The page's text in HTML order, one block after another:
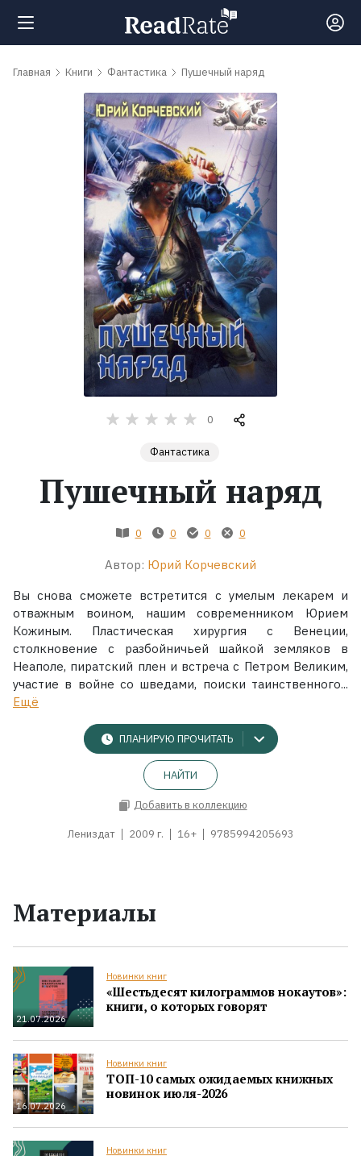
Поиск
Рейтинги
обсуждаемые
Экранизации
Главная Книги Фантастика Пушечный наряд
0
Фантастика
Пушечный наряд
0 0 0 0
Автор: Юрий Корчевский
Вы снова сможете встретится с умелым лекарем и
отважным воином, нашим современником Юрием
Кожиным. Пластическая хирургия с Венеции,
столкновение с разбойничьей шайкой земляков в
Неаполе, пиратский плен и встреча с Петром Великим,
участие в войне со шведами, поиски таинственного...
Ещё
ПЛАНИРУЮ ПРОЧИТАТЬ
НАЙТИ
Добавить в коллекцию
Лениздат 2009 г. 16+ 9785994205693
Материалы
21.07.2026
Новинки книг
«Шестьдесят килограммов нокаутов»:
книги, о которых говорят
16.07.2026
Новинки книг
ТОП-10 самых ожидаемых книжных
новинок июля-2026
Новинки книг